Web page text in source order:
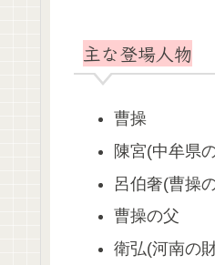
主な登場人物
曹操
陳宮(中牟県
呂伯奢(曹操
曹操の父
衛弘(河南の